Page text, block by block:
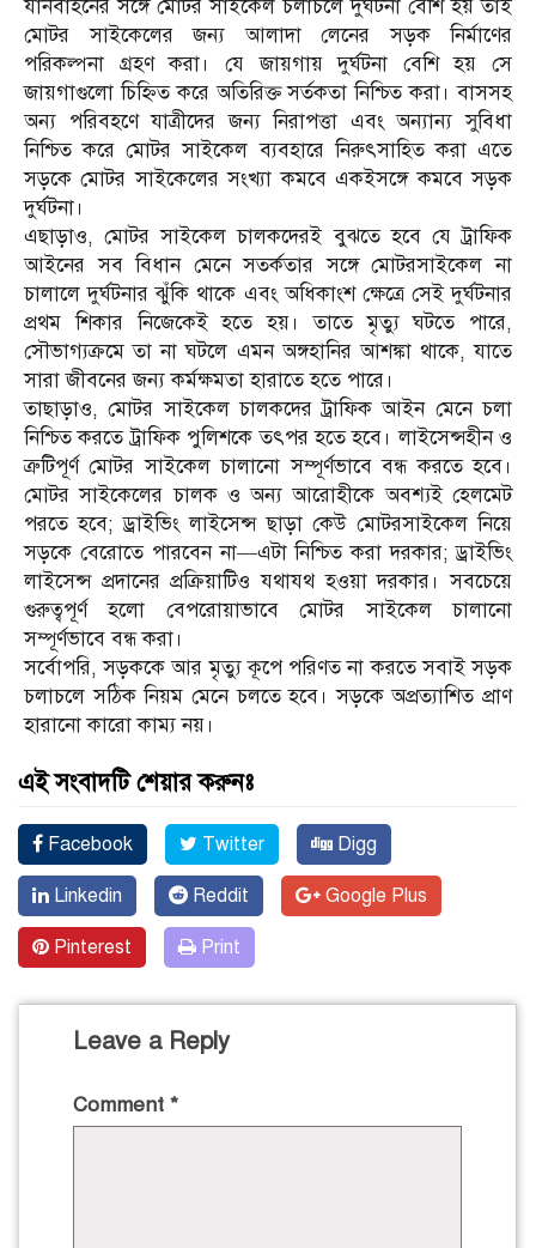
যানবাহনের সঙ্গে মোটর সাইকেল চলাচলে দুর্ঘটনা বেশি হয় তাই
মোটর সাইকেলের জন্য আলাদা লেনের সড়ক নির্মাণের
পরিকল্পনা গ্রহণ করা। যে জায়গায় দুর্ঘটনা বেশি হয় সে
জায়গাগুলো চিহ্নিত করে অতিরিক্ত সর্তকতা নিশ্চিত করা। বাসসহ
অন্য পরিবহণে যাত্রীদের জন্য নিরাপত্তা এবং অন্যান্য সুবিধা
নিশ্চিত করে মোটর সাইকেল ব্যবহারে নিরুৎসাহিত করা এতে
সড়কে মোটর সাইকেলের সংখ্যা কমবে একইসঙ্গে কমবে সড়ক
দুর্ঘটনা।
এছাড়াও, মোটর সাইকেল চালকদেরই বুঝতে হবে যে ট্রাফিক
আইনের সব বিধান মেনে সতর্কতার সঙ্গে মোটরসাইকেল না
চালালে দুর্ঘটনার ঝুঁকি থাকে এবং অধিকাংশ ক্ষেত্রে সেই দুর্ঘটনার
প্রথম শিকার নিজেকেই হতে হয়। তাতে মৃত্যু ঘটতে পারে,
সৌভাগ্যক্রমে তা না ঘটলে এমন অঙ্গহানির আশঙ্কা থাকে, যাতে
সারা জীবনের জন্য কর্মক্ষমতা হারাতে হতে পারে।
তাছাড়াও, মোটর সাইকেল চালকদের ট্রাফিক আইন মেনে চলা
নিশ্চিত করতে ট্রাফিক পুলিশকে তৎপর হতে হবে। লাইসেন্সহীন ও
ত্রুটিপূর্ণ মোটর সাইকেল চালানো সম্পূর্ণভাবে বন্ধ করতে হবে।
মোটর সাইকেলের চালক ও অন্য আরোহীকে অবশ্যই হেলমেট
পরতে হবে; ড্রাইভিং লাইসেন্স ছাড়া কেউ মোটরসাইকেল নিয়ে
সড়কে বেরোতে পারবেন না—এটা নিশ্চিত করা দরকার; ড্রাইভিং
লাইসেন্স প্রদানের প্রক্রিয়াটিও যথাযথ হওয়া দরকার। সবচেয়ে
গুরুত্বপূর্ণ হলো বেপরোয়াভাবে মোটর সাইকেল চালানো
সম্পূর্ণভাবে বন্ধ করা।
সর্বোপরি, সড়ককে আর মৃত্যু কূপে পরিণত না করতে সবাই সড়ক
চলাচলে সঠিক নিয়ম মেনে চলতে হবে। সড়কে অপ্রত্যাশিত প্রাণ
হারানো কারো কাম্য নয়।
এই সংবাদটি শেয়ার করুনঃ
Facebook Twitter Digg
Linkedin Reddit Google Plus
Pinterest Print
Leave a Reply
Comment *